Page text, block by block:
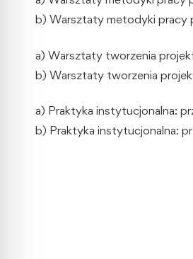
b) Warsztaty metodyki pracy
a) Warsztaty tworzenia
b) Warsztaty tworzenia
a) Praktyka instytucjonalna:
b) Praktyka instytucjonalna: